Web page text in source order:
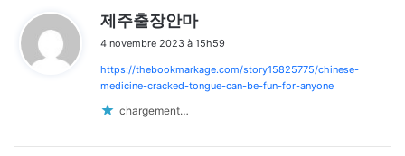
제주출장안마
t
:
4 novembre 2023 à 15h59
https://thebookmarkage.com/story15825775/chinese-
medicine-cracked-tongue-can-be-fun-for-anyone
chargement…